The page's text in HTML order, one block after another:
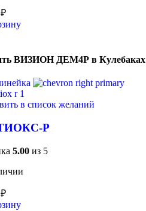
₽
ВИЗИОН ДЕМ4Р в Кулебаках
в список желаний
Р
5.00 из 5
₽